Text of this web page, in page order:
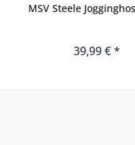
MSV Steele
39,99 € *